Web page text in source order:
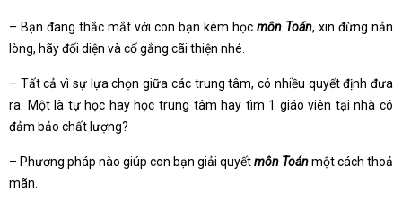
– Bạn đang thắc mắt với con bạn kém học môn Toán, xin đừng nản
lòng, hãy đối diện và cố gắng cãi thiện nhé.
– Tất cả vì sự lựa chọn giữa các trung tâm, có nhiều quyết định đưa
ra. Một là tự học hay học trung tâm hay tìm 1 giáo viên tại nhà có
đảm bảo chất lượng?
– Phương pháp nào giúp con bạn giải quyếtmôn Toánmột cách thoả
mãn.